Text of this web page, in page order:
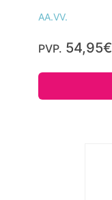
AA.VV.
PVP. 54,95€